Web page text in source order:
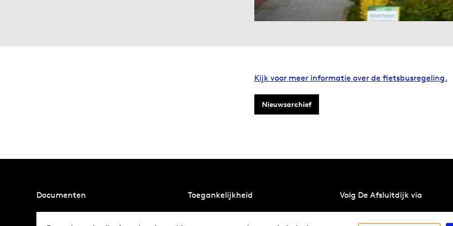
Kijk voor meer informatie over de fietsbusregeling.
Nieuwsarchief
Documenten Toegankelijkheid Volg De Afsluitdijk via